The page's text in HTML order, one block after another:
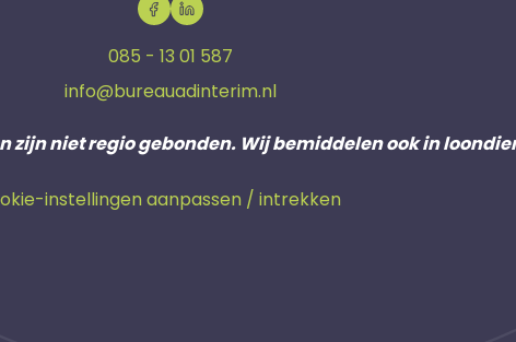
085 - 13 01 587
info@bureauadinterim.nl
zijn niet regio gebonden. Wij bemiddelen ook in
instellingen aanpassen / intrekken